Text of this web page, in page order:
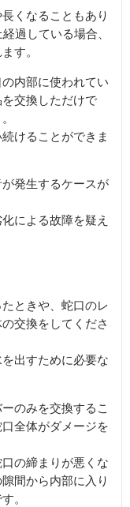
くなることもあり
過している場合、
す。
内部に使われてい
交換しただけで
けることができま
発生するケースが
による故障を疑え
ときや、蛇口のレ
交換をしてくださ
出すために必要な
のみを交換するこ
全体がダメージを
の締まりが悪くな
間から内部に入り
。